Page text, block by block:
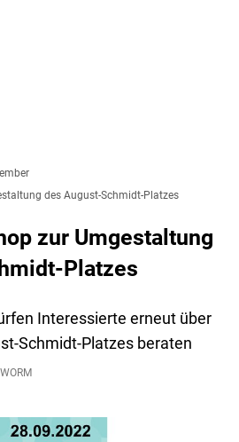
des August-Schmidt-Platzes
zur Umgestaltung
Platzes
Interessierte erneut über
Schmidt-Platzes beraten